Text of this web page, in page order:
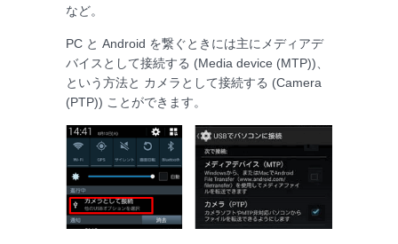
など。
PC と Android を繋ぐときには主にメディアデ
バイスとして接続する (Media device (MTP))、
という方法と カメラとして接続する (Camera
(PTP)) ことができます。